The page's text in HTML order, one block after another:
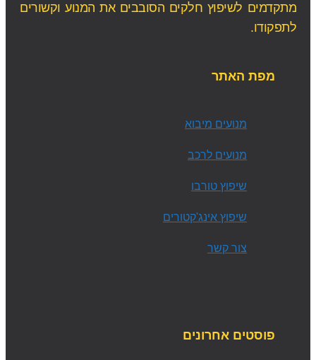
מתקדמים לשיפוץ חלקים הסובבים את המנוע וקשורים
לתפקודו.
מפת האתר
מנועים מיבוא
מנועים לרכב
שיפוץ טורבו
שיפוץ אינג'קטורים
צור קשר
פוסטים אחרונים